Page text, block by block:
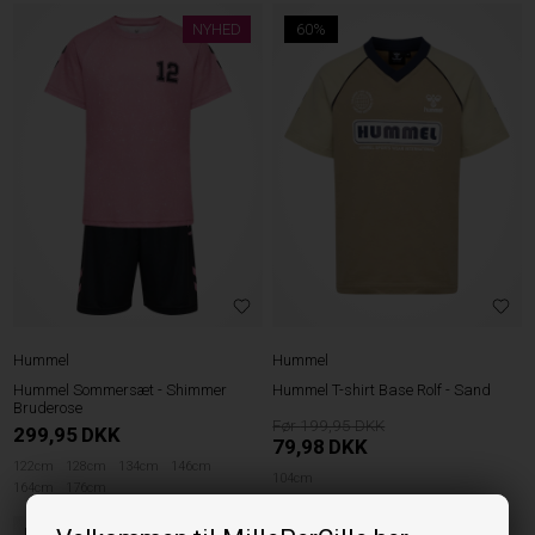
NYHED
Hummel
Hummel Sommersæt - Shimmer
Bruderose
299,95 DKK
122cm 128cm 134cm
146cm
164cm
176cm
60%
Hummel
Hummel T-shirt Base Rolf - Sand
199,95
79,98 DKK
104cm